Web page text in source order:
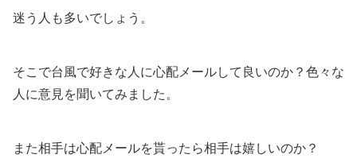
迷う人も多いでしょう。
そこで台風で好きな人に心配メールして良いのか？色々な
人に意見を聞いてみました。
また相手は心配メールを貰ったら相手は嬉しいのか？